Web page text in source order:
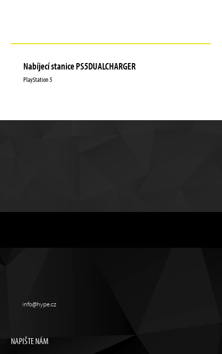
Nabíjecí stanice PS5DUALCHARGER
PlayStation 5
info@hype.cz
NAPIŠTE NÁM